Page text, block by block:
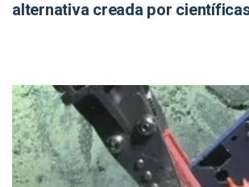
alternativa creada por